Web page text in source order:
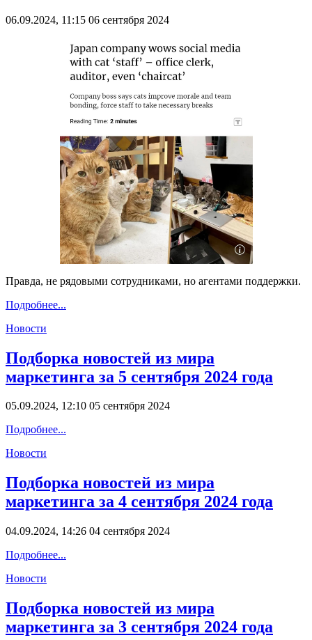
06.09.2024, 11:15 06 сентября 2024
Правда, не рядовыми сотрудниками, но агентами поддержки.
Подробнее...
Новости
Подборка новостей из мира
маркетинга за 5 сентября 2024 года
05.09.2024, 12:10 05 сентября 2024
Подробнее...
Новости
Подборка новостей из мира
маркетинга за 4 сентября 2024 года
04.09.2024, 14:26 04 сентября 2024
Подробнее...
Новости
Подборка новостей из мира
маркетинга за 3 сентября 2024 года